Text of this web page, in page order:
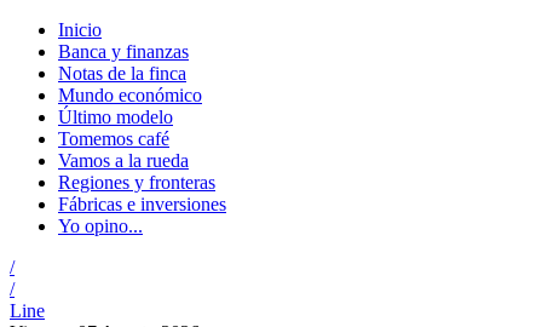
Inicio
Banca y finanzas
Notas de la finca
Mundo económico
Último modelo
Tomemos café
Vamos a la rueda
Regiones y fronteras
Fábricas e inversiones
Yo opino...
/
/
Line